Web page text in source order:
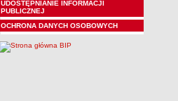
UDOSTĘPNIANIE INFORMACJI
PUBLICZNEJ
OCHRONA DANYCH OSOBOWYCH